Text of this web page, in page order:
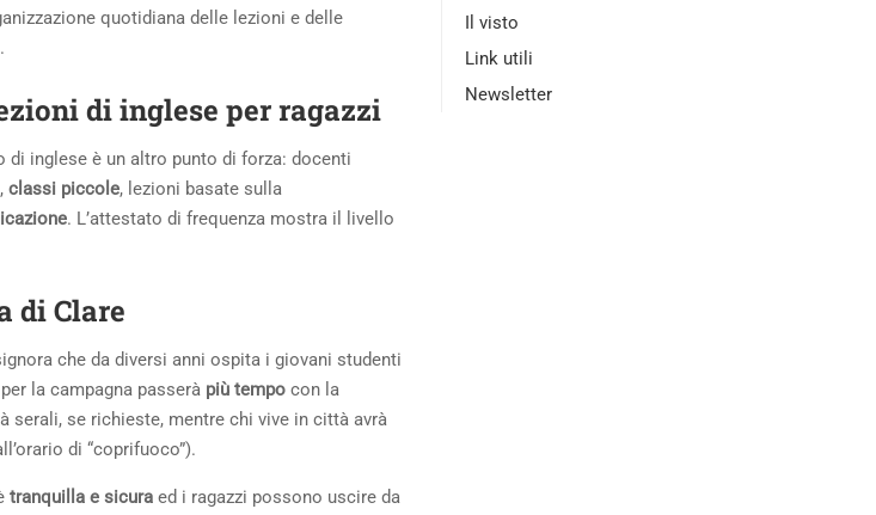
quotidiana delle lezioni e delle
di inglese per ragazzi
di inglese è un altro punto di forza: docenti
classi piccole, lezioni basate sulla
. L’attestato di frequenza mostra il livello
di Clare
che da diversi anni ospita i giovani studenti
la campagna passerà più tempo con la
se richieste, mentre chi vive in città avrà
di “coprifuoco”).
tranquilla e sicura ed i ragazzi possono uscire da
Il visto
Link utili
Newsletter